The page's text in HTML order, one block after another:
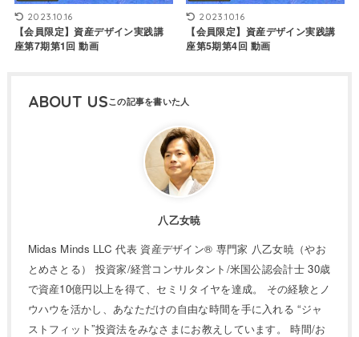
2023.10.16
【会員限定】資産デザイン実践講
座第7期第1回 動画
2023.10.16
【会員限定】資産デザイン実践講
座第5期第4回 動画
ABOUT US
八乙女暁
Midas Minds LLC 代表 資産デザイン® 専門家 八乙女暁（やお
とめさとる） 投資家/経営コンサルタント/米国公認会計士 30歳
で資産10億円以上を得て、セミリタイヤを達成。 その経験とノ
ウハウを活かし、あなただけの自由な時間を手に入れる “ジャ
ストフィット”投資法をみなさまにお教えしています。 時間/お